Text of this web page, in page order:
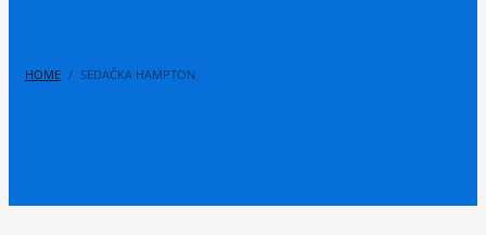
HOME SEDAČKA HAMPTON